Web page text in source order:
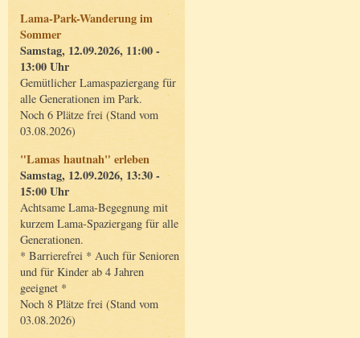
Lama-Park-Wanderung im
Sommer
Samstag, 12.09.2026, 11:00 -
13:00 Uhr
Gemütlicher Lamaspaziergang für
alle Generationen im Park.
Noch 6 Plätze frei (Stand vom
03.08.2026)
"Lamas hautnah" erleben
Samstag, 12.09.2026, 13:30 -
15:00 Uhr
Achtsame Lama-Begegnung mit
kurzem Lama-Spaziergang für alle
Generationen.
* Barrierefrei * Auch für Senioren
und für Kinder ab 4 Jahren
geeignet *
Noch 8 Plätze frei (Stand vom
03.08.2026)